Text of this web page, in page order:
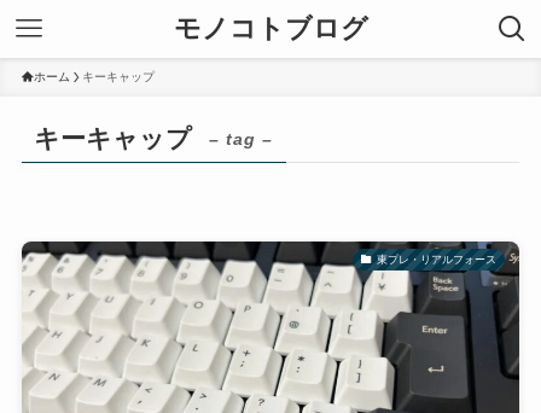
モノコトブログ
ホーム キーキャップ
キーキャップ – tag –
東プレ・リアルフォース